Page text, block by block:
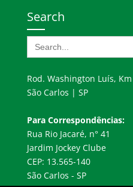
Search
Search
for:
Rod. Washington Luís,
São Carlos | SP
Para Correspondências:
Rua Rio Jacaré, n° 41
Jardim Jockey Clube
CEP: 13.565-140
São Carlos - SP